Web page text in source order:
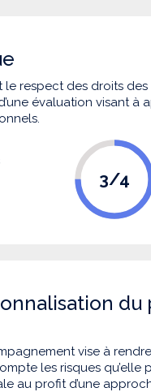
respect des droits
évaluation visant à
3/4
du
vise à
les risques qu’elle
au profit d’une